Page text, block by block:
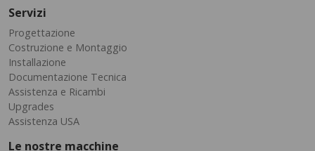
Servizi
Progettazione
Costruzione e Montaggio
Installazione
Documentazione Tecnica
Assistenza e Ricambi
Upgrades
Assistenza USA
Le nostre macchine